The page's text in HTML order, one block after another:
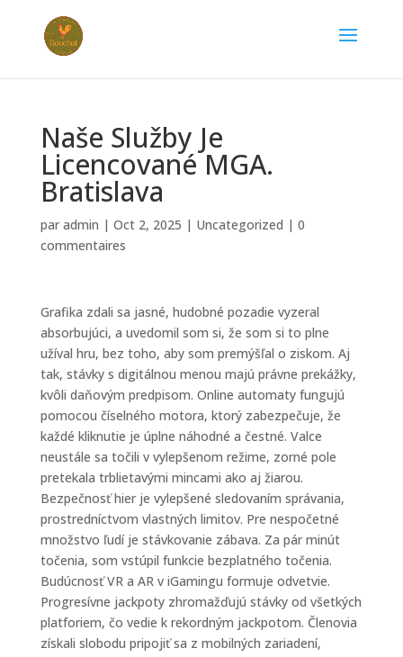
Naše Služby Je
Licencované MGA.
Bratislava
par admin | Oct 2, 2025 | Uncategorized | 0
commentaires
Grafika zdali sa jasné, hudobné pozadie vyzeral
absorbujúci, a uvedomil som si, že som si to plne
užíval hru, bez toho, aby som premýšľal o ziskom. Aj
tak, stávky s digitálnou menou majú právne prekážky,
kvôli daňovým predpisom. Online automaty fungujú
pomocou číselného motora, ktorý zabezpečuje, že
každé kliknutie je úplne náhodné a čestné. Valce
neustále sa točili v vylepšenom režime, zorné pole
pretekala trblietavými mincami ako aj žiarou.
Bezpečnosť hier je vylepšené sledovaním správania,
prostredníctvom vlastných limitov. Pre nespočetné
množstvo ľudí je stávkovanie zábava. Za pár minút
točenia, som vstúpil funkcie bezplatného točenia.
Budúcnosť VR a AR v iGamingu formuje odvetvie.
Progresívne jackpoty zhromažďujú stávky od všetkých
platforiem, čo vedie k rekordným jackpotom. Členovia
získali slobodu pripojiť sa z mobilných zariadení,